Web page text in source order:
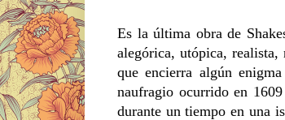
Es la última obra de
alegórica, utópica,
que encierra algún
naufragio ocurrido en
durante un tiempo en una